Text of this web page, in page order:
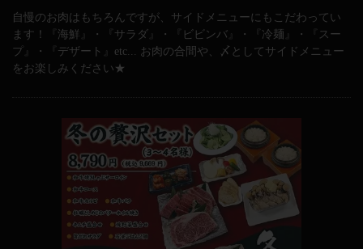
自慢のお肉はもちろんですが、サイドメニューにもこだわってい
ます！『海鮮』・『サラダ』・『ビビンバ』・『冷麺』・『スー
プ』・『デザート』etc... お肉の合間や、〆としてサイドメニュー
をお楽しみください★